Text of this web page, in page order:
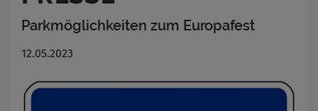
Parkmöglichkeiten zum Europafest
12.05.2023